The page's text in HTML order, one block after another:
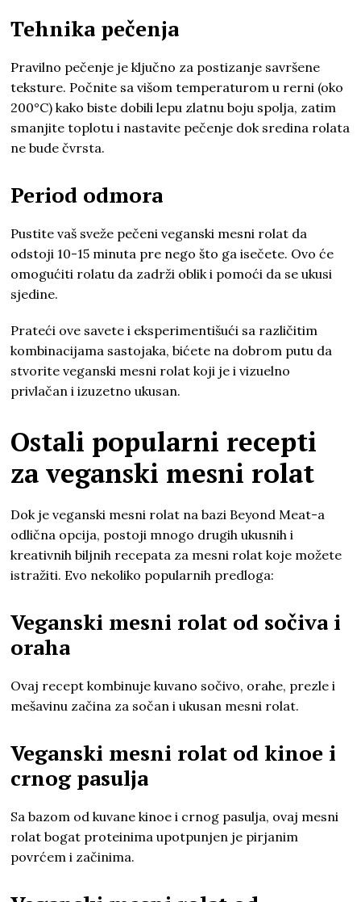
Tehnika pečenja
Pravilno pečenje je ključno za postizanje savršene
teksture. Počnite sa višom temperaturom u rerni (oko
200°C) kako biste dobili lepu zlatnu boju spolja, zatim
smanjite toplotu i nastavite pečenje dok sredina rolata
ne bude čvrsta.
Period odmora
Pustite vaš sveže pečeni veganski mesni rolat da
odstoji 10-15 minuta pre nego što ga isečete. Ovo će
omogućiti rolatu da zadrži oblik i pomoći da se ukusi
sjedine.
Prateći ove savete i eksperimentišući sa različitim
kombinacijama sastojaka, bićete na dobrom putu da
stvorite veganski mesni rolat koji je i vizuelno
privlačan i izuzetno ukusan.
Ostali popularni recepti
za veganski mesni rolat
Dok je veganski mesni rolat na bazi Beyond Meat-a
odlična opcija, postoji mnogo drugih ukusnih i
kreativnih biljnih recepata za mesni rolat koje možete
istražiti. Evo nekoliko popularnih predloga:
Veganski mesni rolat od sočiva i
oraha
Ovaj recept kombinuje kuvano sočivo, orahe, prezle i
mešavinu začina za sočan i ukusan mesni rolat.
Veganski mesni rolat od kinoe i
crnog pasulja
Sa bazom od kuvane kinoe i crnog pasulja, ovaj mesni
rolat bogat proteinima upotpunjen je pirjanim
povrćem i začinima.